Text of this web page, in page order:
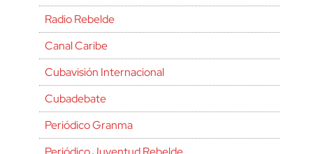
Radio Rebelde
Canal Caribe
Cubavisión Internacional
Cubadebate
Periódico Granma